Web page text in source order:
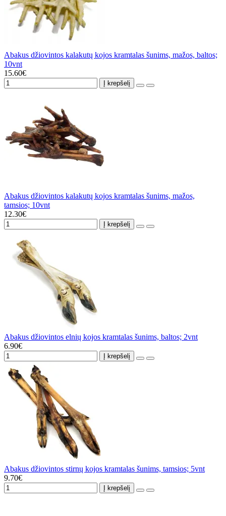
Abakus džiovintos kalakutų kojos kramtalas šunims, mažos, baltos;
10vnt
15.60€
Į krepšelį
Abakus džiovintos kalakutų kojos kramtalas šunims, mažos,
tamsios; 10vnt
12.30€
Į krepšelį
Abakus džiovintos elnių kojos kramtalas šunims, baltos; 2vnt
6.90€
Į krepšelį
Abakus džiovintos stirnų kojos kramtalas šunims, tamsios; 5vnt
9.70€
Į krepšelį